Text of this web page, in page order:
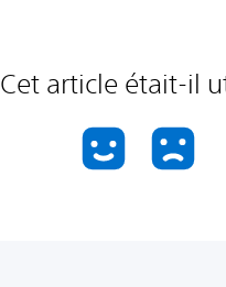
Cet article était-il